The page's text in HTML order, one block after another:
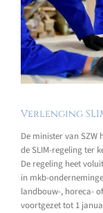
Verlenging
De minister van
de SLIM-regeling ter
De regeling heet
in mkb-
landbouw-, horeca-
voortgezet tot 1